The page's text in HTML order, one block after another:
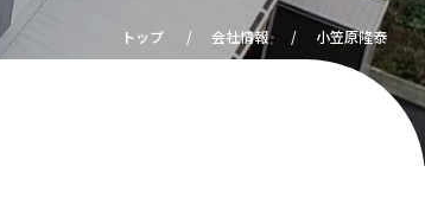
トップ 会社情報 小笠原隆泰